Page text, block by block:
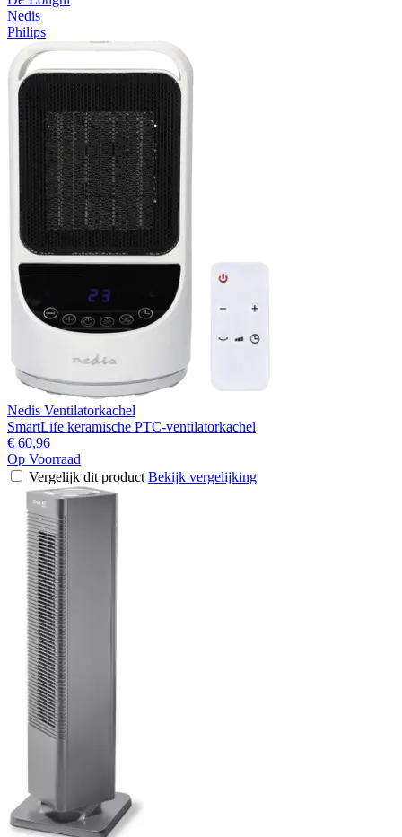
Nedis
Philips
Nedis Ventilatorkachel
SmartLife keramische PTC-ventilatorkachel
€ 60,96
Op Voorraad
Vergelijk dit product Bekijk vergelijking